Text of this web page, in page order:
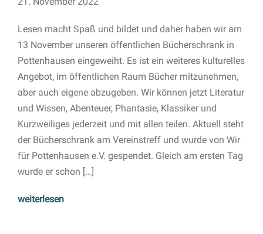
Lesen macht Spaß und bildet und daher haben wir am
13 November unseren öffentlichen Bücherschrank in
Pottenhausen eingeweiht. Es ist ein weiteres kulturelles
Angebot, im öffentlichen Raum Bücher mitzunehmen,
aber auch eigene abzugeben. Wir können jetzt Literatur
und Wissen, Abenteuer, Phantasie, Klassiker und
Kurzweiliges jederzeit und mit allen teilen. Aktuell steht
der Bücherschrank am Vereinstreff und wurde von Wir
für Pottenhausen e.V. gespendet. Gleich am ersten Tag
wurde er schon […]
weiterlesen